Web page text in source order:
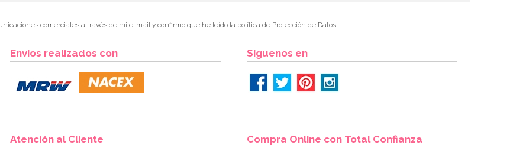
comerciales a través de mi e-mail y confirmo que he leído la política de Protección de Datos.
Envíos realizados con Síguenos en
Atención al Cliente Compra Online con Total Confianza